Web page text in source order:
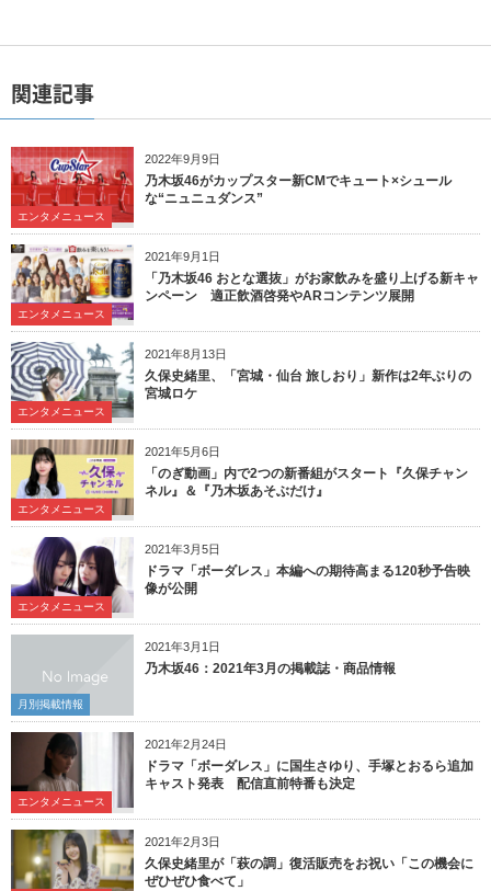
関連記事
2022年9月9日
エンタメニュース
乃木坂46がカップスター新CMでキュート×シュール
な“ニュニュダンス”
2021年9月1日
エンタメニュース
「乃木坂46 おとな選抜」がお家飲みを盛り上げる新キャ
ンペーン 適正飲酒啓発やARコンテンツ展開
2021年8月13日
エンタメニュース
久保史緒里、「宮城・仙台 旅しおり」新作は2年ぶりの
宮城ロケ
2021年5月6日
エンタメニュース
「のぎ動画」内で2つの新番組がスタート『久保チャン
ネル』＆『乃木坂あそぶだけ』
2021年3月5日
エンタメニュース
ドラマ「ボーダレス」本編への期待高まる120秒予告映
像が公開
2021年3月1日
月別掲載情報
乃木坂46：2021年3月の掲載誌・商品情報
2021年2月24日
エンタメニュース
ドラマ「ボーダレス」に国生さゆり、手塚とおるら追加
キャスト発表 配信直前特番も決定
2021年2月3日
久保史緒里が「萩の調」復活販売をお祝い「この機会に
ぜひぜひ食べて」